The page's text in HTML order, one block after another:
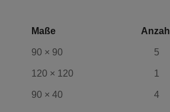
Maße Anzahl
90 × 90 5
120 × 120 1
90 × 40 4